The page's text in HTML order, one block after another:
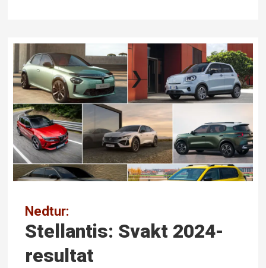
Nedtur:
Stellantis: Svakt 2024-
resultat